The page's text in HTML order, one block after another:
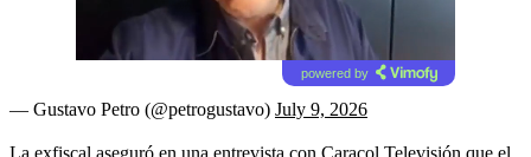
powered by
— Gustavo Petro (@petrogustavo) July 9, 2026